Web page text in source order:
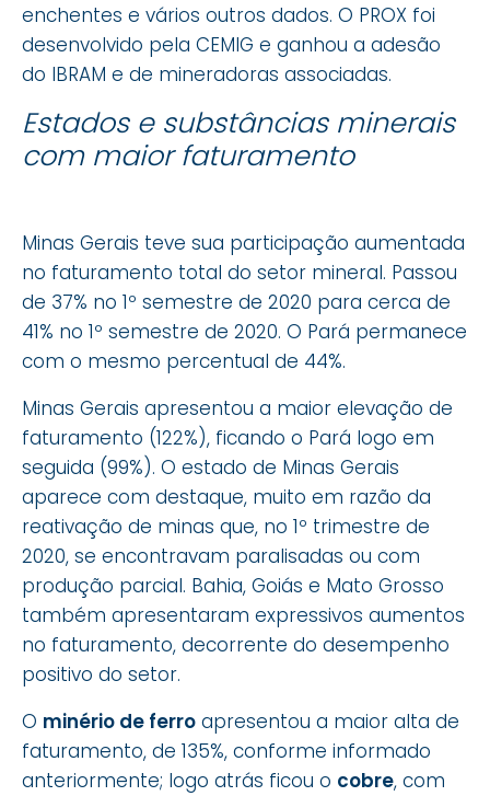
enchentes e vários outros dados. O PROX foi
desenvolvido pela CEMIG e ganhou a adesão
do IBRAM e de mineradoras associadas.
Estados e substâncias minerais
com maior faturamento
Minas Gerais teve sua participação aumentada
no faturamento total do setor mineral. Passou
de 37% no 1º semestre de 2020 para cerca de
41% no 1º semestre de 2020. O Pará permanece
com o mesmo percentual de 44%.
Minas Gerais apresentou a maior elevação de
faturamento (122%), ficando o Pará logo em
seguida (99%). O estado de Minas Gerais
aparece com destaque, muito em razão da
reativação de minas que, no 1º trimestre de
2020, se encontravam paralisadas ou com
produção parcial. Bahia, Goiás e Mato Grosso
também apresentaram expressivos aumentos
no faturamento, decorrente do desempenho
positivo do setor.
O minério de ferro apresentou a maior alta de
faturamento, de 135%, conforme informado
anteriormente; logo atrás ficou o cobre, com